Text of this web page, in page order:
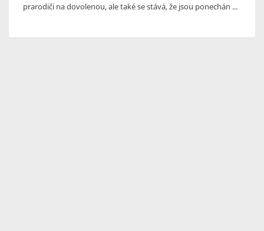
prarodiči na dovolenou, ale také se stává, že jsou ponechán ...